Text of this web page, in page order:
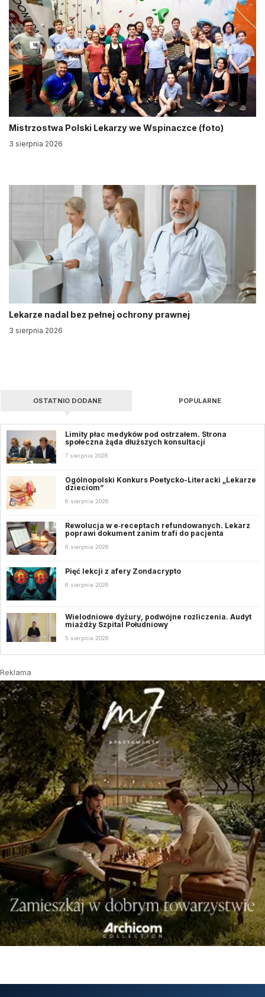
Mistrzostwa Polski Lekarzy we Wspinaczce (foto)
3 sierpnia 2026
Lekarze nadal bez pełnej ochrony prawnej
3 sierpnia 2026
OSTATNIO DODANE POPULARNE
Limity płac medyków pod ostrzałem. Strona
społeczna żąda dłuższych konsultacji
7 sierpnia 2026
Ogólnopolski Konkurs Poetycko-Literacki „Lekarze
dzieciom”
6 sierpnia 2026
Rewolucja w e‑receptach refundowanych. Lekarz
poprawi dokument zanim trafi do pacjenta
6 sierpnia 2026
Pięć lekcji z afery Zondacrypto
6 sierpnia 2026
Wielodniowe dyżury, podwójne rozliczenia. Audyt
miażdży Szpital Południowy
5 sierpnia 2026
Reklama